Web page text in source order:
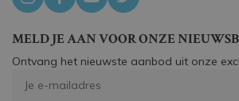
MELD JE AAN VOOR ONZE
Ontvang het nieuwste aanbod uit onze